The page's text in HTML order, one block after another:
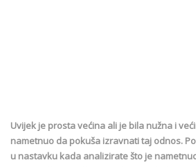
Uvijek je prosta većina ali je bila nužna i
nametnuo da pokuša izravnati taj odnos.
u nastavku kada analizirate što je